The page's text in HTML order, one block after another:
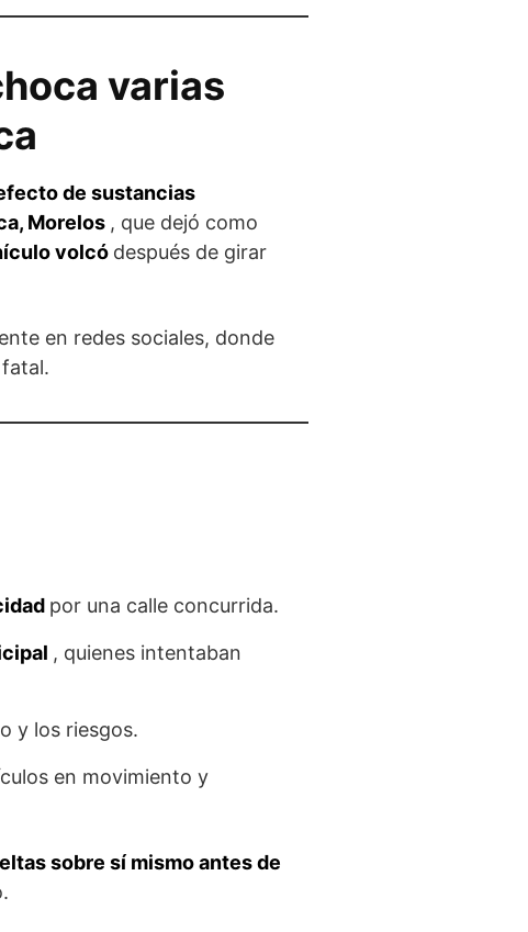
varias
de sustancias
Morelos , que dejó como
volcó después de girar
en redes sociales, donde
por una calle concurrida.
, quienes intentaban
y los riesgos.
en movimiento y
sobre sí mismo antes de